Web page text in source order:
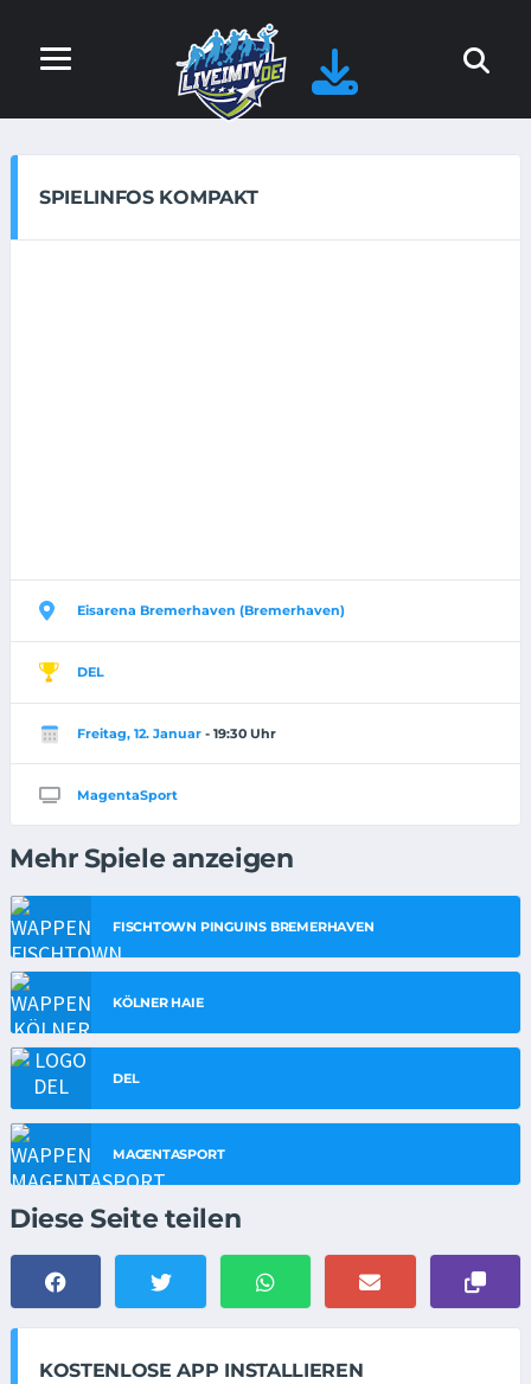
SPIELINFOS KOMPAKT
Eisarena Bremerhaven (Bremerhaven)
DEL
Freitag, 12. Januar - 19:30 Uhr
MagentaSport
Mehr Spiele anzeigen
FISCHTOWN PINGUINS BREMERHAVEN
KÖLNER HAIE
DEL
MAGENTASPORT
Diese Seite teilen
KOSTENLOSE APP INSTALLIEREN